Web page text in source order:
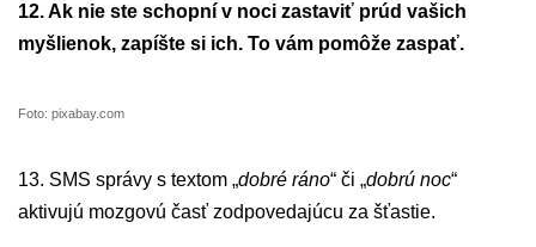
12. Ak nie ste schopní v noci zastaviť prúd vašich
myšlienok, zapíšte si ich. To vám pomôže zaspať.
Foto: pixabay.com
13. SMS správy s textom „dobré ráno“ či „dobrú noc“
aktivujú mozgovú časť zodpovedajúcu za šťastie.